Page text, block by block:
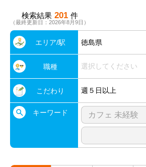
検索結果 201 件
（最終更新日：2026年8月9日）
エリア/駅 徳島県
職種 選択してください
こだわり 週５日以上
キーワード